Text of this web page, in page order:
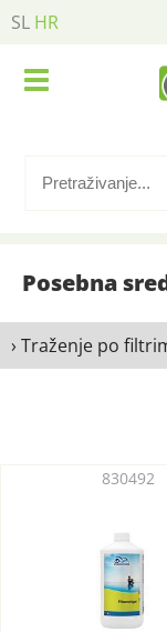
SL HR
Posebna
› Traženje po
830492